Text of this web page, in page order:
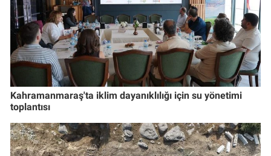
Kahramanmaraş'ta iklim dayanıklılığı için su yönetimi
toplantısı